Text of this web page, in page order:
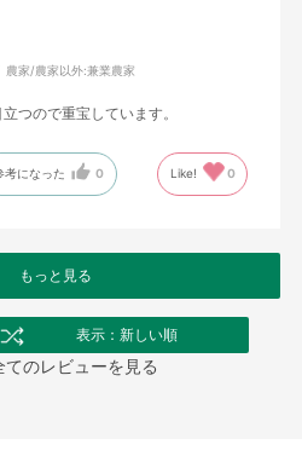
農家/農家以外:兼業農家
つので重宝しています。
考になった 0 Like! 0
もっと見る
表示：新しい順
てのレビューを見る